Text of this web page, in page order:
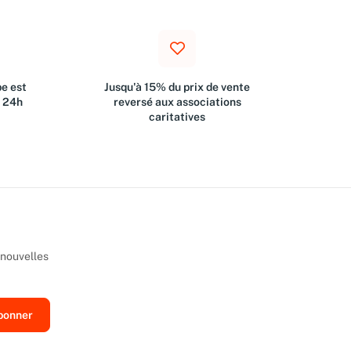
est
24h
Jusqu'à 15% du prix de vente
reversé aux associations
caritatives